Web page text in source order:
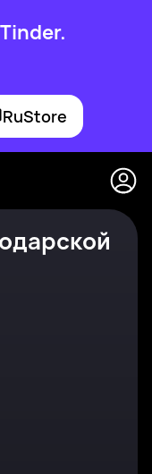
RuStore